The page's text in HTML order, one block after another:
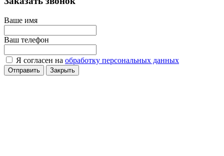
Ваше имя
Ваш телефон
Я согласен на обработку персональных данных
Отправить Закрыть